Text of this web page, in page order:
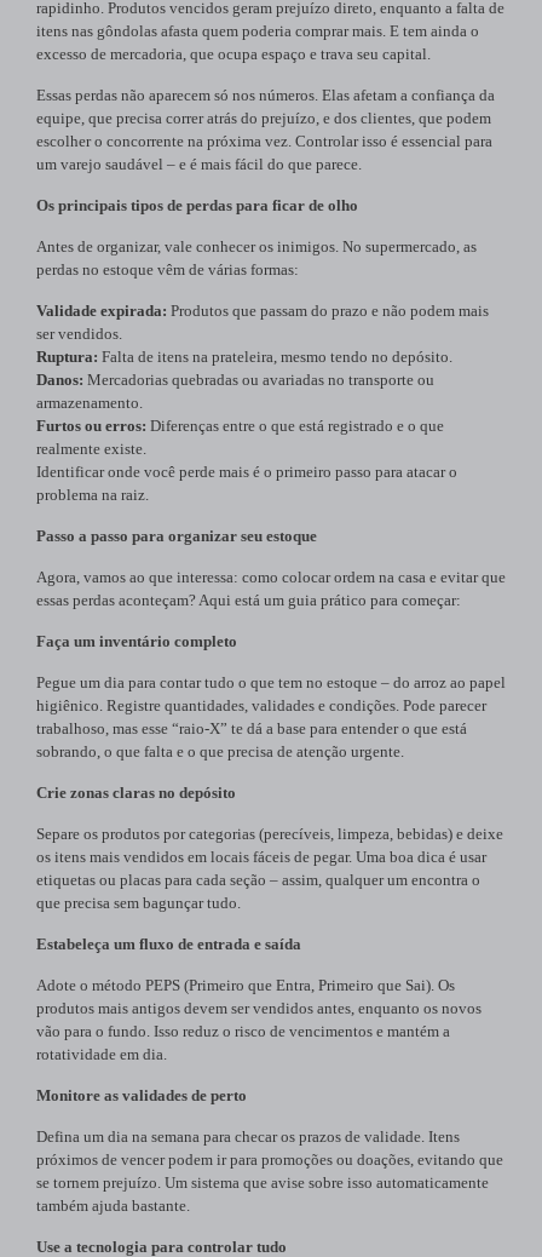
rapidinho. Produtos vencidos geram prejuízo direto, enquanto a falta de
itens nas gôndolas afasta quem poderia comprar mais. E tem ainda o
excesso de mercadoria, que ocupa espaço e trava seu capital.
Essas perdas não aparecem só nos números. Elas afetam a confiança da
equipe, que precisa correr atrás do prejuízo, e dos clientes, que podem
escolher o concorrente na próxima vez. Controlar isso é essencial para
um varejo saudável – e é mais fácil do que parece.
Os principais tipos de perdas para ficar de olho
Antes de organizar, vale conhecer os inimigos. No supermercado, as
perdas no estoque vêm de várias formas:
Validade expirada: Produtos que passam do prazo e não podem mais
ser vendidos.
Ruptura: Falta de itens na prateleira, mesmo tendo no depósito.
Danos: Mercadorias quebradas ou avariadas no transporte ou
armazenamento.
Furtos ou erros: Diferenças entre o que está registrado e o que
realmente existe.
Identificar onde você perde mais é o primeiro passo para atacar o
problema na raiz.
Passo a passo para organizar seu estoque
Agora, vamos ao que interessa: como colocar ordem na casa e evitar que
essas perdas aconteçam? Aqui está um guia prático para começar:
Faça um inventário completo
Pegue um dia para contar tudo o que tem no estoque – do arroz ao papel
higiênico. Registre quantidades, validades e condições. Pode parecer
trabalhoso, mas esse “raio-X” te dá a base para entender o que está
sobrando, o que falta e o que precisa de atenção urgente.
Crie zonas claras no depósito
Separe os produtos por categorias (perecíveis, limpeza, bebidas) e deixe
os itens mais vendidos em locais fáceis de pegar. Uma boa dica é usar
etiquetas ou placas para cada seção – assim, qualquer um encontra o
que precisa sem bagunçar tudo.
Estabeleça um fluxo de entrada e saída
Adote o método PEPS (Primeiro que Entra, Primeiro que Sai). Os
produtos mais antigos devem ser vendidos antes, enquanto os novos
vão para o fundo. Isso reduz o risco de vencimentos e mantém a
rotatividade em dia.
Monitore as validades de perto
Defina um dia na semana para checar os prazos de validade. Itens
próximos de vencer podem ir para promoções ou doações, evitando que
se tornem prejuízo. Um sistema que avise sobre isso automaticamente
também ajuda bastante.
Use a tecnologia para controlar tudo